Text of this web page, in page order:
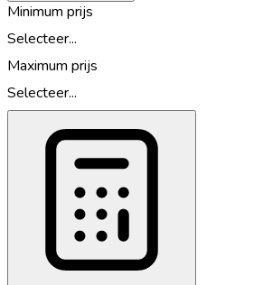
Minimum prijs
Selecteer...
Maximum prijs
Selecteer...